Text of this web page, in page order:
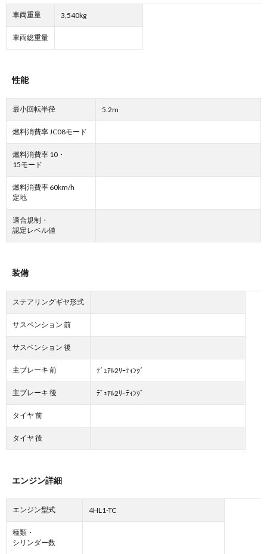
車両重量 3,540kg
車両総重量
性能
最小回転半径 5.2m
燃料消費率 JC08モード
燃料消費率 10・
15モード
燃料消費率 60km/h
定地
適合規制・
認定レベル値
装備
ステアリングギヤ形式
サスペンション 前
サスペンション 後
主ブレーキ 前 ﾃﾞｭｱﾙ2ﾘｰﾃｨﾝｸﾞ
主ブレーキ 後 ﾃﾞｭｱﾙ2ﾘｰﾃｨﾝｸﾞ
タイヤ 前
タイヤ 後
エンジン詳細
エンジン型式 4HL1-TC
種類・
シリンダー数